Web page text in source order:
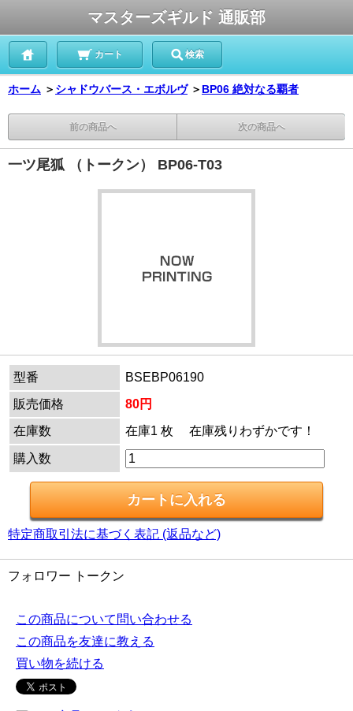
マスターズギルド 通販部
カート 検索
ホーム ＞ シャドウバース・エボルヴ ＞ BP06 絶対なる覇者
前の商品へ 次の商品へ
一ツ尾狐 （トークン） BP06-T03
型番
BSEBP06190
販売価格
80円
在庫数
在庫1 枚 在庫残りわずかです！
購入数
特定商取引法に基づく表記 (返品など)
フォロワー トークン
この商品について問い合わせる
この商品を友達に教える
買い物を続ける